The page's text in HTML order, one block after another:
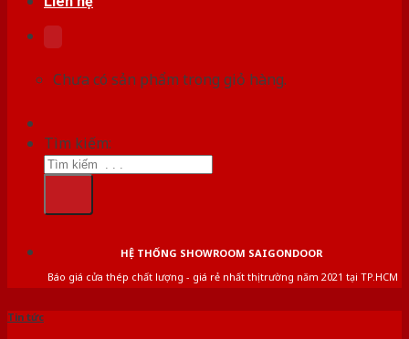
Chưa có sản phẩm trong giỏ hàng.
Tìm kiếm:
HỆ THỐNG SHOWROOM SAIGONDOOR
Báo giá cửa thép chất lượng - giá rẻ nhất thị trường năm 2021 tại TP.HCM
Tin tức